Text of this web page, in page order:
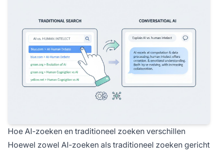
Hoe AI-zoeken en traditioneel zoeken verschillen
Hoewel zowel AI-zoeken als traditioneel zoeken gericht